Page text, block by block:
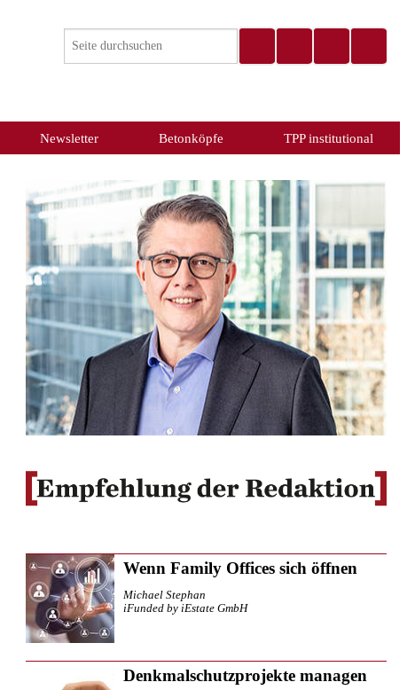
Newsletter Betonköpfe TPP institutional
Wenn Family Offices sich öffnen
Michael Stephan
iFunded by iEstate GmbH
Denkmalschutzprojekte managen